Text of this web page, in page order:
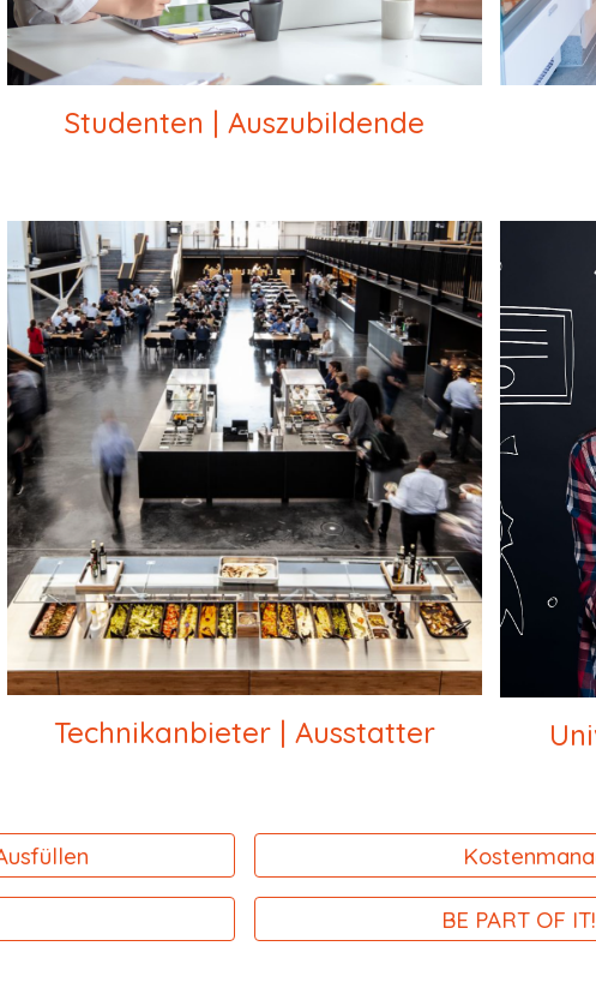
Studenten | Auszubildende
Technikanbieter | Ausstatter
BE PART OF